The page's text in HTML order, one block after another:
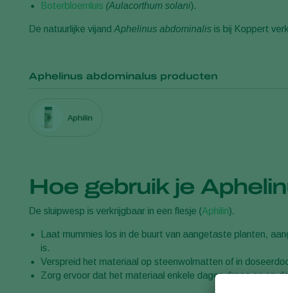
Boterbloemluis (Aulacorthum solani).
De natuurlijke vijand Aphelinus abdominalis is bij Koppert
Aphelinus abdominalus producten
Aphilin
Hoe gebruik je
De sluipwesp is verkrijgbaar in een flesje (Aphilin).
Laat mummies los in de buurt van aangetaste planten,
is.
Verspreid het materiaal op steenwolmatten of in
Zorg ervoor dat het materiaal enkele dagen droog en op